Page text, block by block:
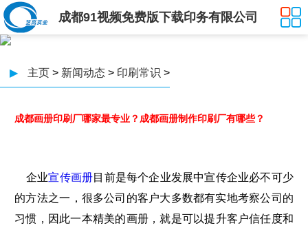
成都91视频免费版下载印务有限公司
▶ 主页 > 新闻动态 > 印刷常识 >
成都画册印刷厂哪家最专业？成都画册制作印刷厂有哪些？
企业宣传画册目前是每个企业发展中宣传企业必不可少
的方法之一，很多公司的客户大多数都有实地考察公司的
习惯，因此一本精美的画册，就是可以提升客户信任度和